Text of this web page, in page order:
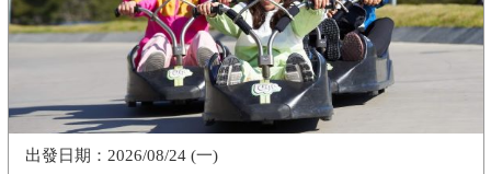
2026/08/24 (一)